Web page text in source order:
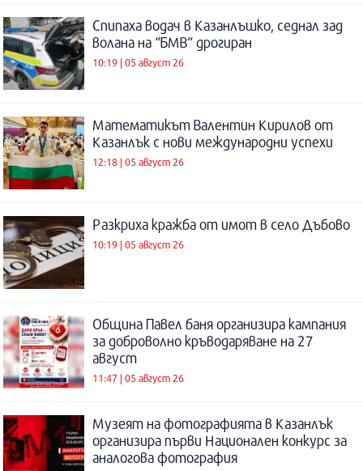
Спипаха водач в Казанлъшко, седнал зад
волана на “БМВ“ дрогиран
10:19 | 05 август 26
Математикът Валентин Кирилов от
Казанлък с нови международни успехи
12:18 | 05 август 26
Разкриха кражба от имот в село Дъбово
10:19 | 05 август 26
Община Павел баня организира кампания
за доброволно кръводаряване на 27
август
11:47 | 05 август 26
Музеят на фотографията в Казанлък
организира първи Национален конкурс за
аналогова фотография